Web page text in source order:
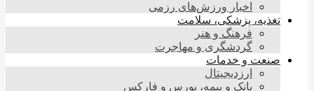
اخبار ورزش‌های رزمی
تغذیه، پزشکی، سلامت
فرهنگ و هنر
گردشگری و مهاجرت
صنعت و خدمات
ارزدیجیتال
بانک و بیمه، بورس و فارکس